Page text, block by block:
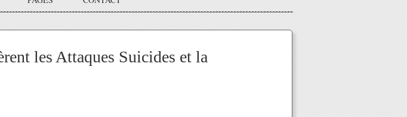
les Attaques Suicides et la